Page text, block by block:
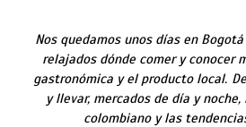
Nos quedamos unos días en
relajados dónde comer y conocer
gastronómica y el producto local.
y llevar, mercados de día y
colombiano y las